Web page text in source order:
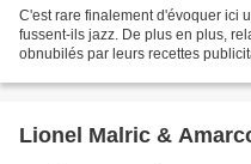
C'est rare finalement d'évoquer ici
fussent-ils jazz. De plus en plus,
obnubilés par leurs recettes
Lionel Malric &